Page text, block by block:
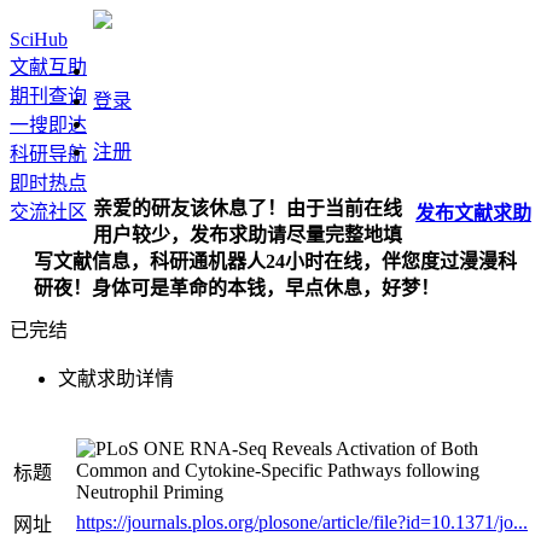
SciHub
文献互助
期刊查询
一搜即达
科研导航
即时热点
交流社区
登录
注册
发布文献求助
亲爱的研友该休息了！由于当前在线
用户较少，发布求助请尽量完整地填
写文献信息，科研通机器人24小时在线，伴您度过漫漫科
研夜！身体可是革命的本钱，早点休息，好梦！
已完结
文献求助详情
标题
RNA-Seq Reveals Activation of Both
Common and Cytokine-Specific Pathways following
Neutrophil Priming
网址
https://journals.plos.org/plosone/article/file?id=10.1371/jo...